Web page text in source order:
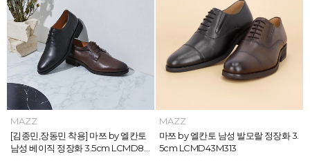
MAZZ
마쯔 by 엘칸토 남성 스트라이프 웨빙
포인트 스니커즈 3cm LCMS68M31
MAZZ
마쯔 by 엘칸토 남성 플레인 볼륨 컵
솔 스니커즈 3cm LCMS62M613
MAZZ
[김종민,장동민 착용] 마쯔 by 엘칸토
남성 베이직 정장화 3.5cm LCMD80
MAZZ
마쯔 by 엘칸토 남성 발모랄 정장화 3.
5cm LCMD43M313
MAZZ
마쯔 by 엘칸토 남성 오버랩 로퍼 2c
m LCMC92I126
MAZZ
마쯔 by 엘칸토 남성 스트랩 로퍼 2c
m LCMC91M313
MAZZ
마쯔 by 엘칸토 남성 포인트 컴포트화
4cm LCMD11M111
MAZZ
마쯔 by 엘칸토 남성 캐주얼 컴포트화
4cm LCMD13M111
MAZZ
마쯔 by 엘칸토 남성 스트라이프 웨빙
포인트 스니커즈 3cm LCMS68M31
MAZZ
마쯔 by 엘칸토 남성 플레인 볼륨 컵
솔 스니커즈 3cm LCMS62M613
MAZZ
[김종민,장동민 착용] 마쯔 by 엘칸토
남성 베이직 정장화 3.5cm LCMD80
MAZZ
마쯔 by 엘칸토 남성 발모랄 정장화 3.
5cm LCMD43M313